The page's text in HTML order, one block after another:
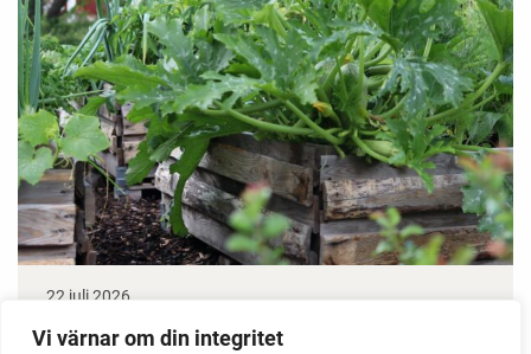
Vi värnar om din integritet
22 juli 2026
Odla stora växter på liten plats